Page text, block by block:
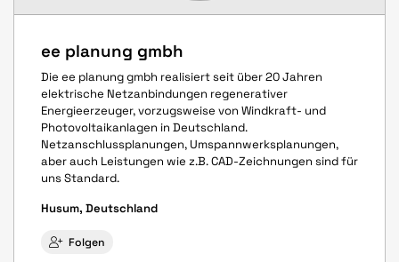
ee planung gmbh
Die ee planung gmbh realisiert seit über 20 Jahren
elektrische Netzanbindungen regenerativer
Energieerzeuger, vorzugsweise von Windkraft- und
Photovoltaikanlagen in Deutschland.
Netzanschlussplanungen, Umspannwerksplanungen,
aber auch Leistungen wie z.B. CAD-Zeichnungen sind für
uns Standard.
Husum, Deutschland
Folgen